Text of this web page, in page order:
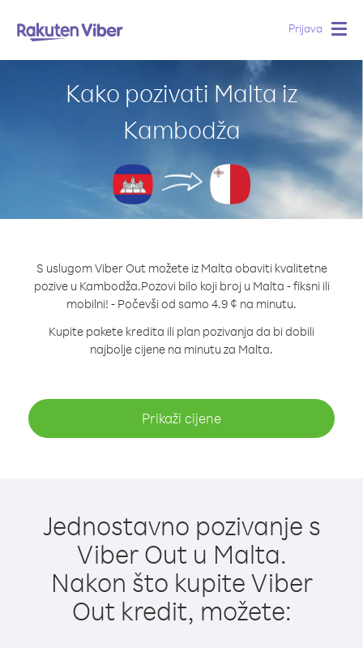
Prijava
Kako pozivati Malta iz
Kambodža
S uslugom Viber Out možete iz Malta obaviti kvalitetne
pozive u Kambodža.Pozovi bilo koji broj u Malta - fiksni ili
mobilni! - Počevši od samo 4.9 ¢ na minutu.
Kupite pakete kredita ili plan pozivanja da bi dobili
najbolje cijene na minutu za Malta.
Prikaži cijene
Jednostavno pozivanje s
Viber Out u Malta.
Nakon što kupite Viber
Out kredit, možete: